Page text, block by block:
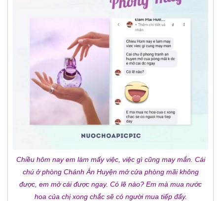
Chiều hôm nay em làm mấy việc, việc gì cũng may mắn. Cái
chú ở phòng Chánh Án Huyện mở cửa phòng mãi không
được, em mở cái được ngay. Có lẽ nào? Em mà mua nước
hoa của chị xong chắc sẽ có người mua tiếp đấy.